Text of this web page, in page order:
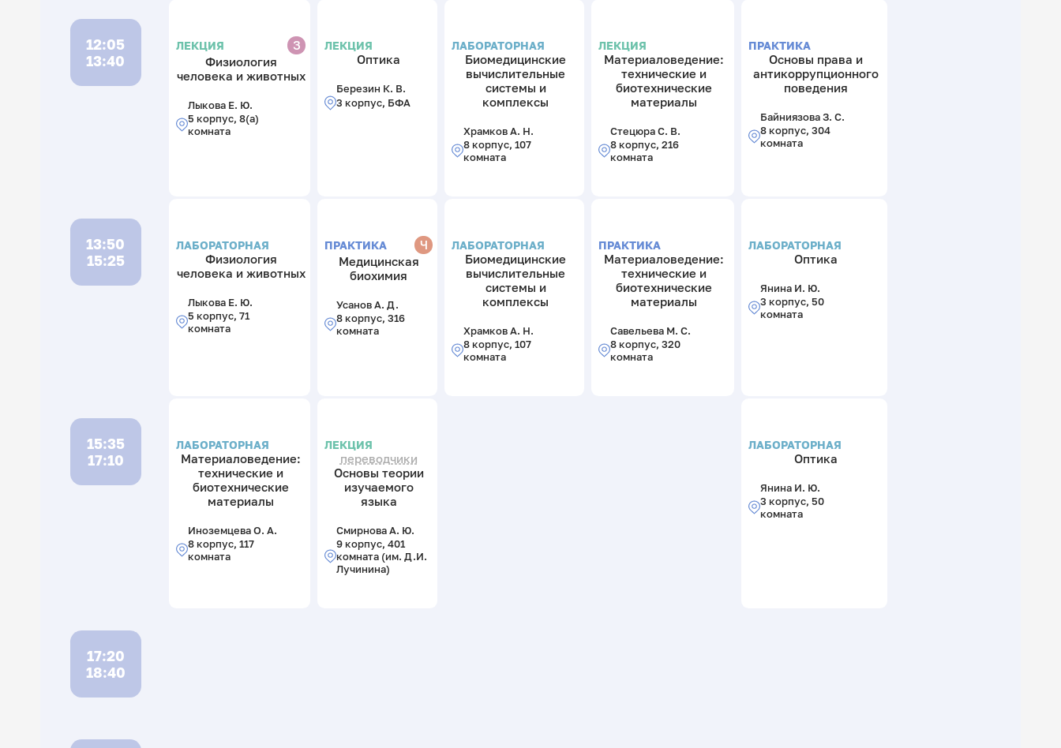
12:05
13:40
ЛЕКЦИЯ
З
Физиология
человека и животных
Лыкова Е. Ю.
5 корпус, 8(а)
комната
ЛЕКЦИЯ
Оптика
Березин К. В.
3 корпус, БФА
ЛАБОРАТОРНАЯ
Биомедицинские
вычислительные
системы и
комплексы
Храмков А. Н.
8 корпус, 107
комната
ЛЕКЦИЯ
Материаловедение:
технические и
биотехнические
материалы
Стецюра С. В.
8 корпус, 216
комната
ПРАКТИКА
Основы права и
антикоррупционного
поведения
Байниязова З. С.
8 корпус, 304
комната
13:50
15:25
ЛАБОРАТОРНАЯ
Физиология
человека и животных
Лыкова Е. Ю.
5 корпус, 71
комната
ПРАКТИКА
Ч
Медицинская
биохимия
Усанов А. Д.
8 корпус, 316
комната
ЛАБОРАТОРНАЯ
Биомедицинские
вычислительные
системы и
комплексы
Храмков А. Н.
8 корпус, 107
комната
ПРАКТИКА
Материаловедение:
технические и
биотехнические
материалы
Савельева М. С.
8 корпус, 320
комната
ЛАБОРАТОРНАЯ
Оптика
Янина И. Ю.
3 корпус, 50
комната
15:35
17:10
ЛАБОРАТОРНАЯ
Материаловедение:
технические и
биотехнические
материалы
Иноземцева О. А.
8 корпус, 117
комната
ЛЕКЦИЯ
переводчики
Основы теории
изучаемого
языка
Смирнова А. Ю.
9 корпус, 401
комната (им. Д.И.
Лучинина)
ЛАБОРАТОРНАЯ
Оптика
Янина И. Ю.
3 корпус, 50
комната
17:20
18:40